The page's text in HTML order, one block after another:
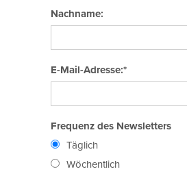
Nachname:
E-Mail-Adresse:*
Frequenz des Newsletters
Täglich
Wöchentlich